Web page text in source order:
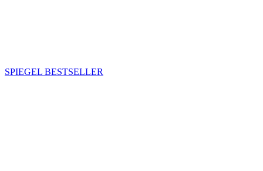
SPIEGEL BESTSELLER